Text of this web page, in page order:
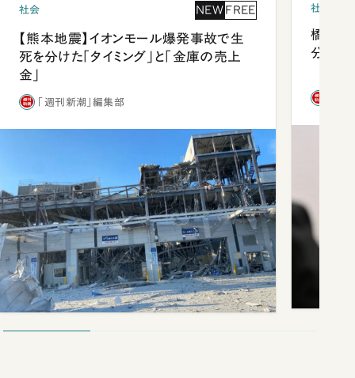
社会 NEW FREE
【熊本地震】イオンモール爆発事故で生
死を分けた「タイミング」と「金庫の売上
金」
「週刊新潮」編集部
社会
橋本愛
分 佐